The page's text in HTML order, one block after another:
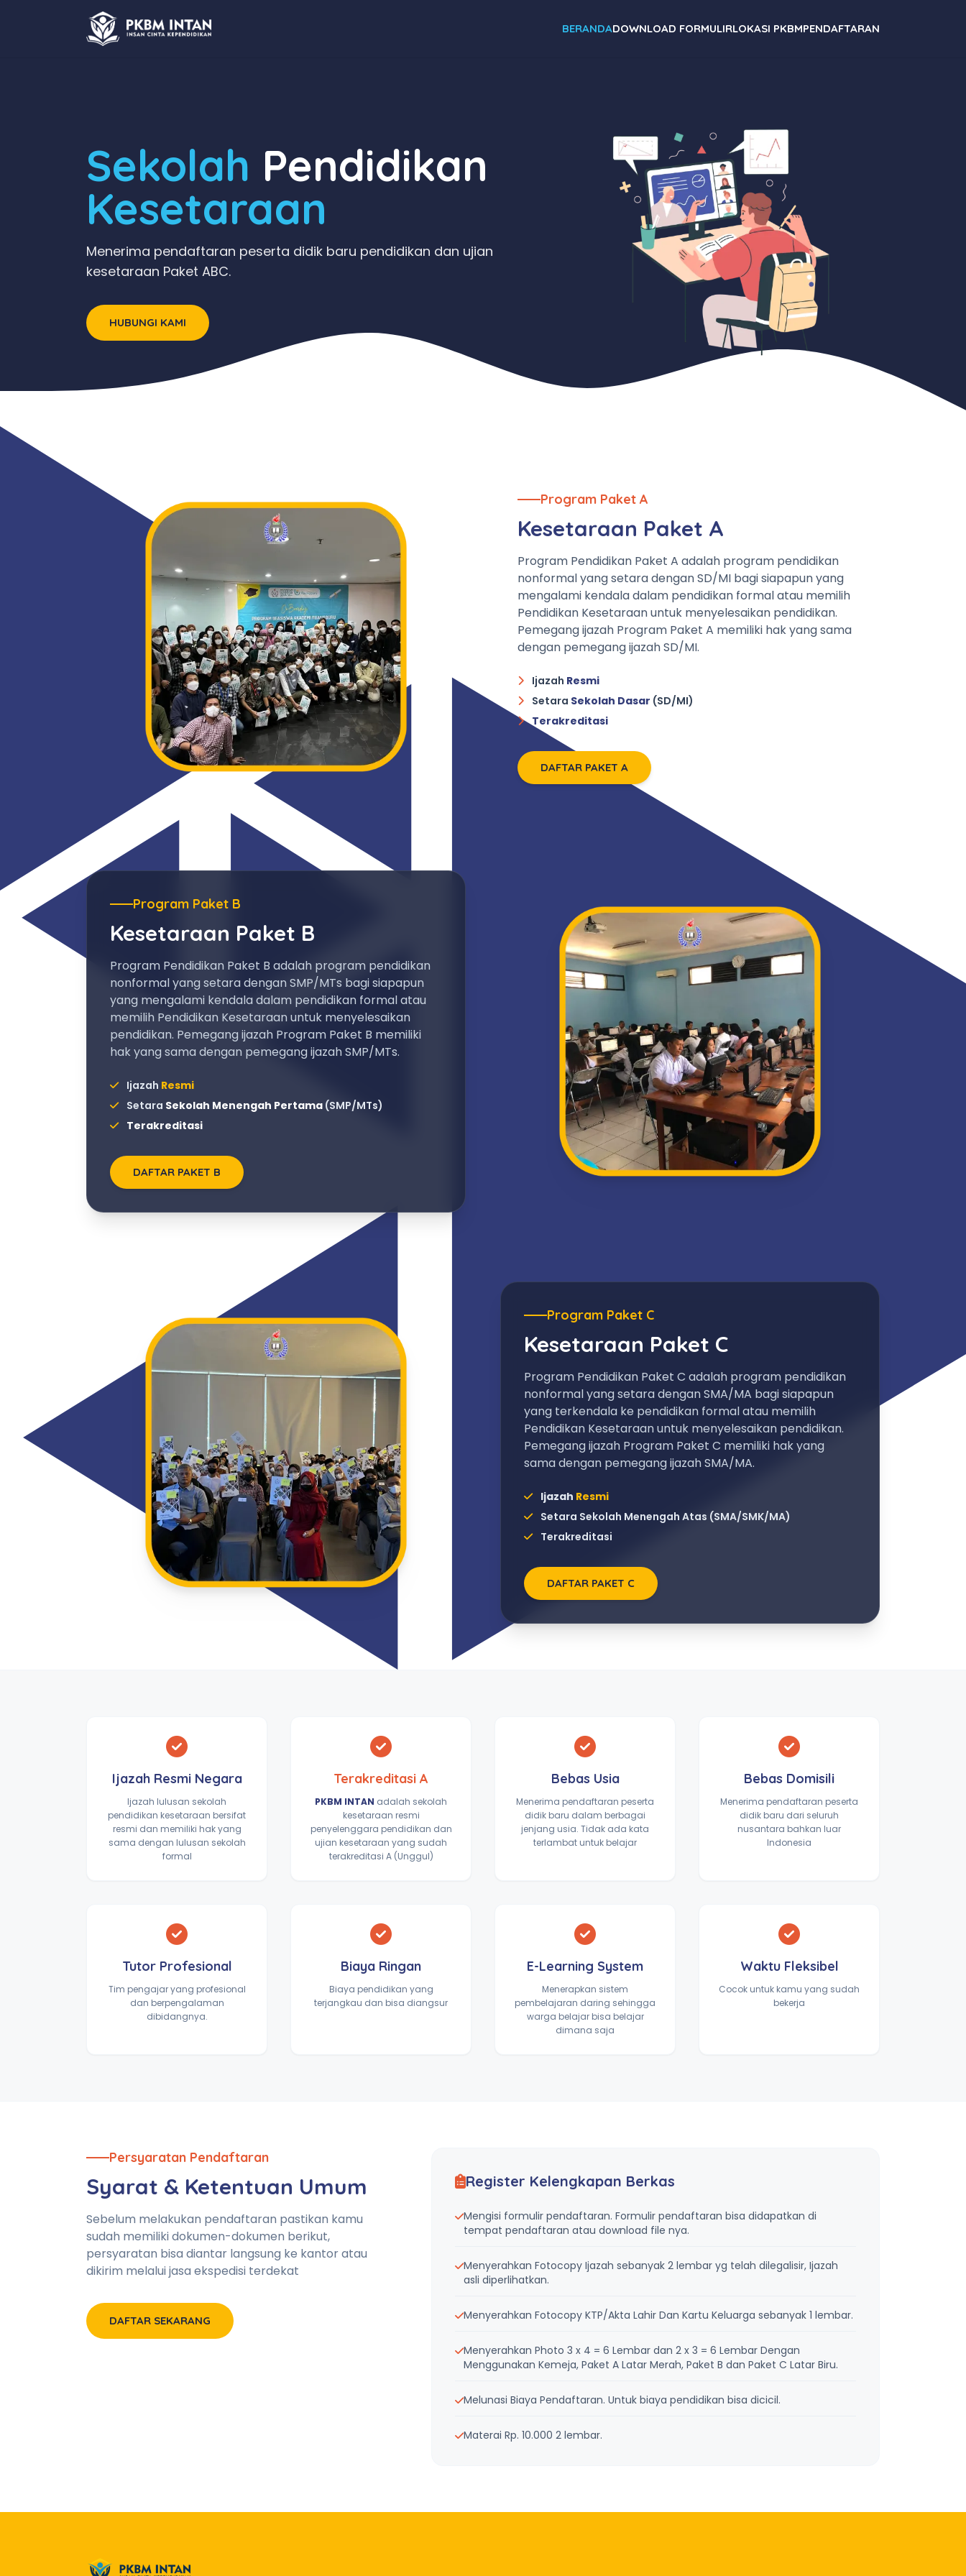
BERANDADOWNLOAD FORMULIRLOKASI PKBMPENDAFTARAN
Sekolah Pendidikan
Kesetaraan
Menerima pendaftaran peserta didik baru pendidikan dan ujian
kesetaraan Paket ABC.
HUBUNGI KAMI
Program Paket A
Kesetaraan Paket A
Program Pendidikan Paket A adalah program pendidikan
nonformal yang setara dengan SD/MI bagi siapapun yang
mengalami kendala dalam pendidikan formal atau memilih
Pendidikan Kesetaraan untuk menyelesaikan pendidikan.
Pemegang ijazah Program Paket A memiliki hak yang sama
dengan pemegang ijazah SD/MI.
Ijazah Resmi
Setara Sekolah Dasar (SD/MI)
Terakreditasi
DAFTAR PAKET A
Program Paket B
Kesetaraan Paket B
Program Pendidikan Paket B adalah program pendidikan
nonformal yang setara dengan SMP/MTs bagi siapapun
yang mengalami kendala dalam pendidikan formal atau
memilih Pendidikan Kesetaraan untuk menyelesaikan
pendidikan. Pemegang ijazah Program Paket B memiliki
hak yang sama dengan pemegang ijazah SMP/MTs.
Ijazah Resmi
Setara Sekolah Menengah Pertama (SMP/MTs)
Terakreditasi
DAFTAR PAKET B
Program Paket C
Kesetaraan Paket C
Program Pendidikan Paket C adalah program pendidikan
nonformal yang setara dengan SMA/MA bagi siapapun
yang terkendala ke pendidikan formal atau memilih
Pendidikan Kesetaraan untuk menyelesaikan pendidikan.
Pemegang ijazah Program Paket C memiliki hak yang
sama dengan pemegang ijazah SMA/MA.
Ijazah Resmi
Setara Sekolah Menengah Atas (SMA/SMK/MA)
Terakreditasi
DAFTAR PAKET C
Ijazah Resmi Negara
Ijazah lulusan sekolah
pendidikan kesetaraan bersifat
resmi dan memiliki hak yang
sama dengan lulusan sekolah
formal
Terakreditasi A
PKBM INTAN adalah sekolah
kesetaraan resmi
penyelenggara pendidikan dan
ujian kesetaraan yang sudah
terakreditasi A (Unggul)
Bebas Usia
Menerima pendaftaran peserta
didik baru dalam berbagai
jenjang usia. Tidak ada kata
terlambat untuk belajar
Bebas Domisili
Menerima pendaftaran peserta
didik baru dari seluruh
nusantara bahkan luar
Indonesia
Tutor Profesional
Tim pengajar yang profesional
dan berpengalaman
dibidangnya.
Biaya Ringan
Biaya pendidikan yang
terjangkau dan bisa diangsur
E-Learning System
Menerapkan sistem
pembelajaran daring sehingga
warga belajar bisa belajar
dimana saja
Waktu Fleksibel
Cocok untuk kamu yang sudah
bekerja
Persyaratan Pendaftaran
Syarat & Ketentuan Umum
Sebelum melakukan pendaftaran pastikan kamu
sudah memiliki dokumen-dokumen berikut,
persyaratan bisa diantar langsung ke kantor atau
dikirim melalui jasa ekspedisi terdekat
DAFTAR SEKARANG
Register Kelengkapan Berkas
Mengisi formulir pendaftaran. Formulir pendaftaran bisa didapatkan di
tempat pendaftaran atau download file nya.
Menyerahkan Fotocopy Ijazah sebanyak 2 lembar yg telah dilegalisir, Ijazah
asli diperlihatkan.
Menyerahkan Fotocopy KTP/Akta Lahir Dan Kartu Keluarga sebanyak 1 lembar.
Menyerahkan Photo 3 x 4 = 6 Lembar dan 2 x 3 = 6 Lembar Dengan
Menggunakan Kemeja, Paket A Latar Merah, Paket B dan Paket C Latar Biru.
Melunasi Biaya Pendaftaran. Untuk biaya pendidikan bisa dicicil.
Materai Rp. 10.000 2 lembar.